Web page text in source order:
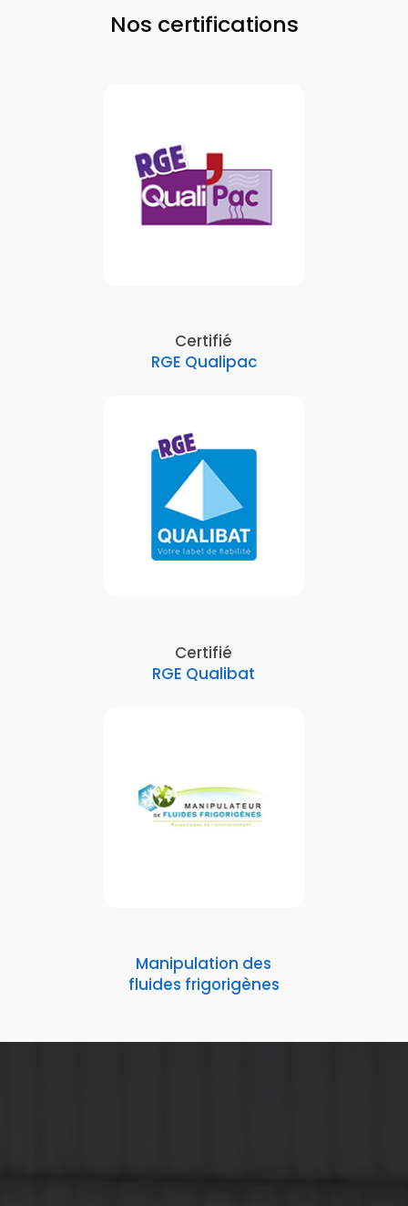
Nos certifications
Certifié
RGE Qualipac
Certifié
RGE Qualibat
Manipulation des
fluides frigorigènes